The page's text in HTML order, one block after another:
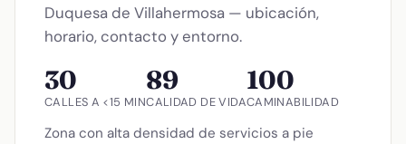
Duquesa de Villahermosa — ubicación,
horario, contacto y entorno.
30
CALLES A <15 MIN
89
CALIDAD DE VIDA
100
CAMINABILIDAD
Zona con alta densidad de servicios a pie